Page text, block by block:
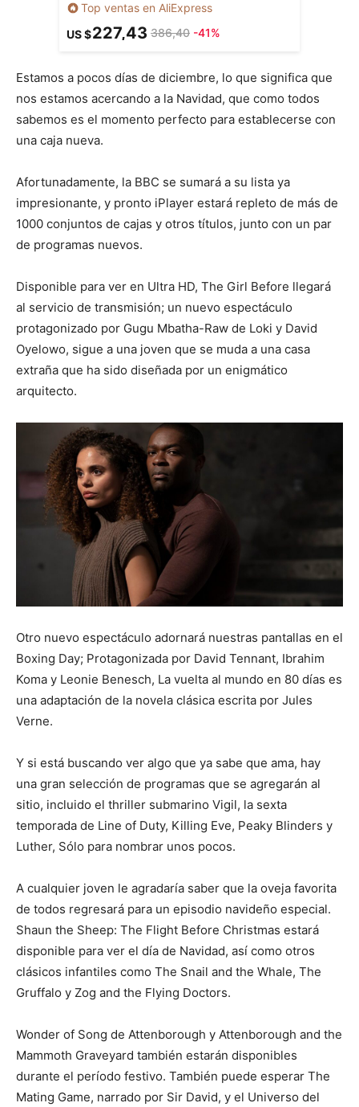
Top ventas en AliExpress
US $227,43 386,40 -41%
Estamos a pocos días de diciembre, lo que significa que
nos estamos acercando a la Navidad, que como todos
sabemos es el momento perfecto para establecerse con
una caja nueva.
Afortunadamente, la BBC se sumará a su lista ya
impresionante, y pronto iPlayer estará repleto de más de
1000 conjuntos de cajas y otros títulos, junto con un par
de programas nuevos.
Disponible para ver en Ultra HD, The Girl Before llegará
al servicio de transmisión; un nuevo espectáculo
protagonizado por Gugu Mbatha-Raw de Loki y David
Oyelowo, sigue a una joven que se muda a una casa
extraña que ha sido diseñada por un enigmático
arquitecto.
Otro nuevo espectáculo adornará nuestras pantallas en el
Boxing Day; Protagonizada por David Tennant, Ibrahim
Koma y Leonie Benesch, La vuelta al mundo en 80 días es
una adaptación de la novela clásica escrita por Jules
Verne.
Y si está buscando ver algo que ya sabe que ama, hay
una gran selección de programas que se agregarán al
sitio, incluido el thriller submarino Vigil, la sexta
temporada de Line of Duty, Killing Eve, Peaky Blinders y
Luther, Sólo para nombrar unos pocos.
A cualquier joven le agradaría saber que la oveja favorita
de todos regresará para un episodio navideño especial.
Shaun the Sheep: The Flight Before Christmas estará
disponible para ver el día de Navidad, así como otros
clásicos infantiles como The Snail and the Whale, The
Gruffalo y Zog and the Flying Doctors.
Wonder of Song de Attenborough y Attenborough and the
Mammoth Graveyard también estarán disponibles
durante el período festivo. También puede esperar The
Mating Game, narrado por Sir David, y el Universo del